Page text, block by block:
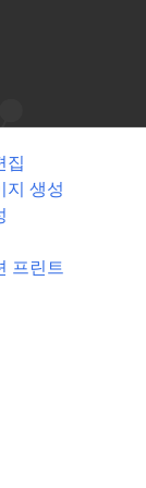
집
지 생성
프린트